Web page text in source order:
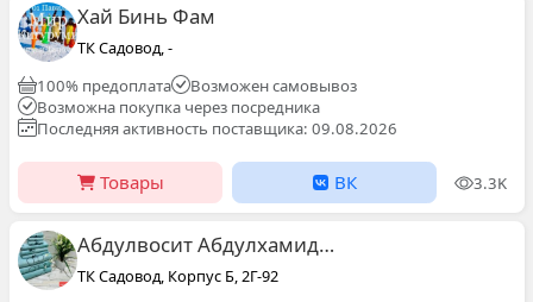
Хай Бинь Фам
ТК Садовод, -
100% предоплата
Возможен самовывоз
Возможна покупка через посредника
Последняя активность поставщика: 09.08.2026
Товары ВК 3.3K
Абдулвосит Абдулхамидов
ТК Садовод, Корпус Б, 2Г-92